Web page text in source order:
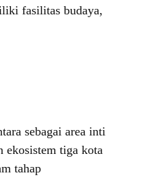
fasilitas budaya,
sebagai area inti
ekosistem tiga kota
tahap